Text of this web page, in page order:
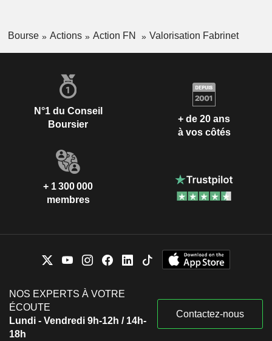
Bourse Actions Action FN Valorisation Fabrinet
N°1 du Conseil
Boursier
+ de 20 ans
à vos côtés
+ 1 300 000
membres
NOS EXPERTS À VOTRE
ÉCOUTE
Lundi - Vendredi 9h-12h / 14h-
18h
Contactez-nous